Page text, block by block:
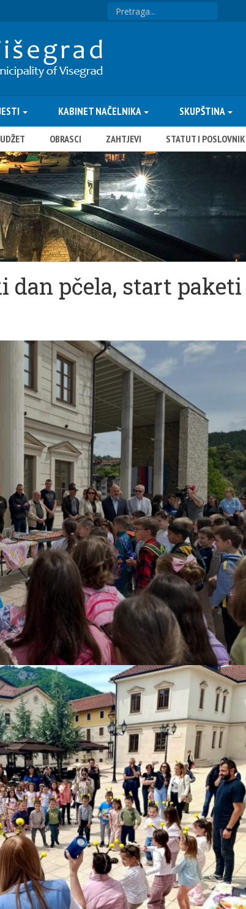
KABINET NAČELNIKA SKUPŠTINA
OBRASCI ZAHTJEVI STATUT I POSLOVNIK
dan pčela, start paketi